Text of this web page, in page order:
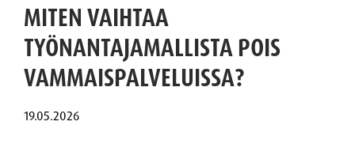
MITEN VAIHTAA
TYÖNANTAJAMALLISTA POIS
VAMMAISPALVELUISSA?